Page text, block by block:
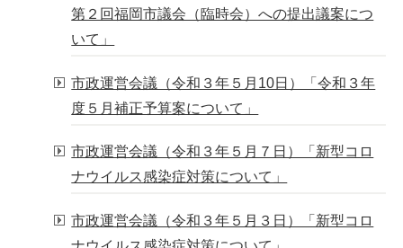
第２回福岡市議会（臨時会）への提出議案につ
いて」
市政運営会議（令和３年５月10日）「令和３年
度５月補正予算案について」
市政運営会議（令和３年５月７日）「新型コロ
ナウイルス感染症対策について」
市政運営会議（令和３年５月３日）「新型コロ